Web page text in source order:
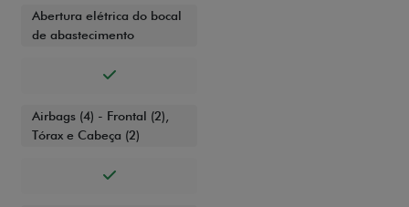
Abertura elétrica do bocal
de abastecimento
Airbags (4) - Frontal (2),
Tórax e Cabeça (2)